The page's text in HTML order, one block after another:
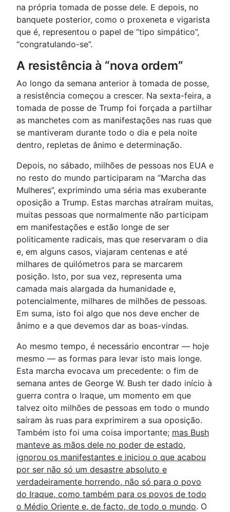
na própria tomada de posse dele. E depois, no
banquete posterior, como o proxeneta e vigarista
que é, representou o papel de “tipo simpático”,
“congratulando-se”.
A resistência à “nova ordem”
Ao longo da semana anterior à tomada de posse,
a resistência começou a crescer. Na sexta-feira, a
tomada de posse de Trump foi forçada a partilhar
as manchetes com as manifestações nas ruas que
se mantiveram durante todo o dia e pela noite
dentro, repletas de ânimo e determinação.
Depois, no sábado, milhões de pessoas nos EUA e
no resto do mundo participaram na “Marcha das
Mulheres”, exprimindo uma séria mas exuberante
oposição a Trump. Estas marchas atraíram muitas,
muitas pessoas que normalmente não participam
em manifestações e estão longe de ser
politicamente radicais, mas que reservaram o dia
e, em alguns casos, viajaram centenas e até
milhares de quilómetros para se marcarem
posição. Isto, por sua vez, representa uma
camada mais alargada da humanidade e,
potencialmente, milhares de milhões de pessoas.
Em suma, isto foi algo que nos deve encher de
ânimo e a que devemos dar as boas-vindas.
Ao mesmo tempo, é necessário encontrar — hoje
mesmo — as formas para levar isto mais longe.
Esta marcha evocava um precedente: o fim de
semana antes de George W. Bush ter dado início à
guerra contra o Iraque, um momento em que
talvez oito milhões de pessoas em todo o mundo
saíram às ruas para exprimirem a sua oposição.
Também isto foi uma coisa importante; mas Bush
manteve as mãos dele no poder de estado,
ignorou os manifestantes e iniciou o que acabou
por ser não só um desastre absoluto e
verdadeiramente horrendo, não só para o povo
do Iraque, como também para os povos de todo
o Médio Oriente e, de facto, de todo o mundo. O